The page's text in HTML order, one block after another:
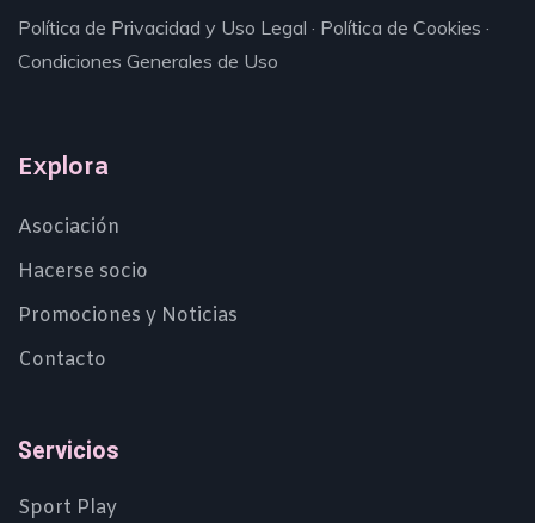
Política de Privacidad y Uso Legal · Política de Cookies ·
Condiciones Generales de Uso
Explora
Asociación
Hacerse socio
Promociones y Noticias
Contacto
Servicios
Sport Play